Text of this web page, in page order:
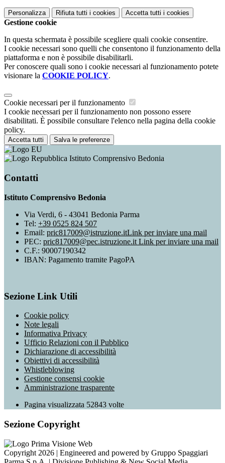
Personalizza Rifiuta tutti i cookies Accetta tutti i cookies
Gestione cookie
In questa schermata è possibile scegliere quali cookie consentire.
I cookie necessari sono quelli che consentono il funzionamento della
piattaforma e non è possibile disabilitarli.
Per conoscere quali sono i cookie necessari al funzionamento potete
visionare la COOKIE POLICY.
Cookie necessari per il funzionamento
I cookie necessari per il funzionamento non possono essere
disabilitati. È possibile consultare l'elenco nella pagina della cookie
policy.
Accetta tutti Salva le preferenze
Istituto Comprensivo Bedonia
Contatti
Istituto Comprensivo Bedonia
Via Verdi, 6 - 43041 Bedonia Parma
Tel: +39 0525 824 507
Email: pric817009@istruzione.itLink per inviare una mail
PEC: pric817009@pec.istruzione.it Link per inviare una mail
C.F.: 90007190342
IBAN: Pagamento tramite PagoPA
Sezione Link Utili
Cookie policy
Note legali
Informativa Privacy
Ufficio Relazioni con il Pubblico
Dichiarazione di accessibilità
Obiettivi di accessibilità
Whistleblowing
Gestione consensi cookie
Amministrazione trasparente
Pagina visualizzata 52843 volte
Sezione Copyright
Copyright 2026 | Engineered and powered by Gruppo Spaggiari